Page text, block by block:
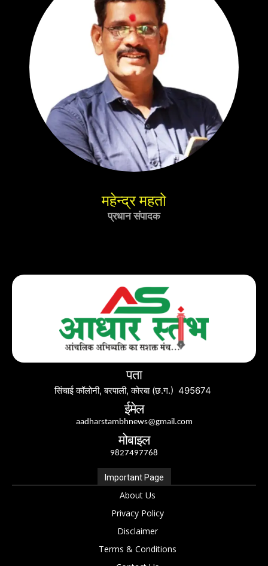
महेन्द्र महतो
प्रधान संपादक
पता
सिंचाई कॉलोनी, बरपाली, कोरबा (छ.ग.) 495674
ईमेल
aadharstambhnews@gmail.com
मोबाइल
9827497768
Important Page
About Us
Privacy Policy
Disclaimer
Terms & Conditions